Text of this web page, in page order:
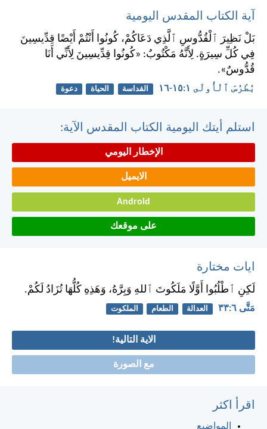
آية الكتاب المقدس اليومية
بَلْ نَظِيرَ ٱلْقُدُّوسِ ٱلَّذِي دَعَاكُمْ، كُونُوا أَنْتُمْ أَيْضًا قِدِّيسِينَ
فِي كُلِّ سِيرَةٍ. لِأَنَّهُ مَكْتُوبٌ: «كُونُوا قِدِّيسِينَ لِأَنِّي أَنَا
قُدُّوسٌ».
بُطْرُسَ ٱلْأُولَى ١:‏١٥-‏١٦ القداسة الحياة دعوة
استلم أيتك اليومية الكتاب المقدس الآية:
الإخطار اليومي
الايميل
Android
على موقعك
ايات مختارة
لَكِنِ ٱطْلُبُوا أَوَّلًا مَلَكُوتَ ٱللهِ وَبِرَّهُ، وَهَذِهِ كُلُّهَا تُزَادُ لَكُمْ.
مَتَّى ٦:‏٣٣ العدالة الطعام الملكوت
الاية التالية!
مع الصورة
اقرأ اكثر
المواضيع